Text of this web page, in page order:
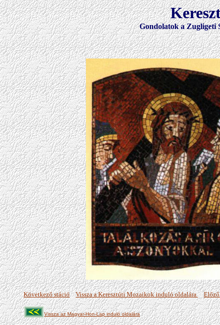
Gondolatok a Zugligeti
Következő stáció Vissza a Keresztúti Mozaikok induló oldalára
Vissza az Magyar-Hon-Lap induló oldalára